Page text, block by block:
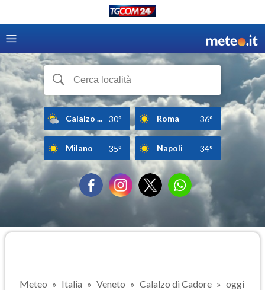
Calalzo ... 30° Roma 36°
Milano 35° Napoli 34°
Meteo Italia Veneto Calalzo di Cadore oggi